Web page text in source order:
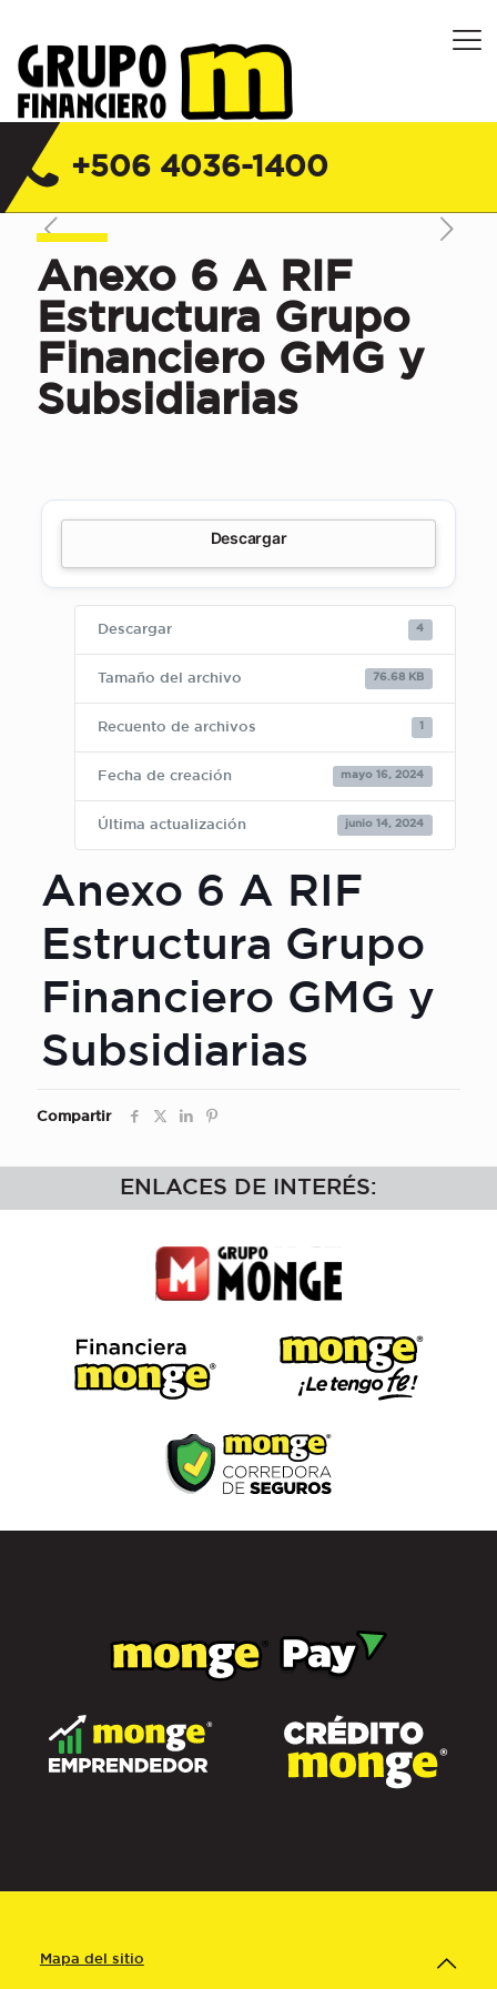
+506 4036-1400
Anexo 6 A RIF
Estructura Grupo
Financiero GMG y
Subsidiarias
Descargar
Descargar 4
Tamaño del archivo 76.68 KB
Recuento de archivos
Fecha de creación mayo 16, 2024
Última actualización junio 14, 2024
Anexo 6 A RIF
Estructura Grupo
Financiero GMG y
Subsidiarias
Compartir
ENLACES DE INTERÉS:
Mapa del sitio